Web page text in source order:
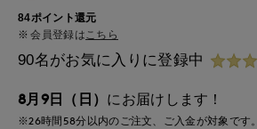
84ポイント還元
会員登録は こちら
90名がお気に入りに登録中
8月9日（日） にお届けします！
※26時間 58分以内のご注文、ご入金が対象です。